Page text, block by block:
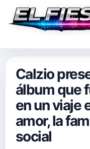
Calzio
álbum que
en un viaje
amor, la
social